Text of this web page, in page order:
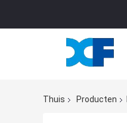
Thuis Producten